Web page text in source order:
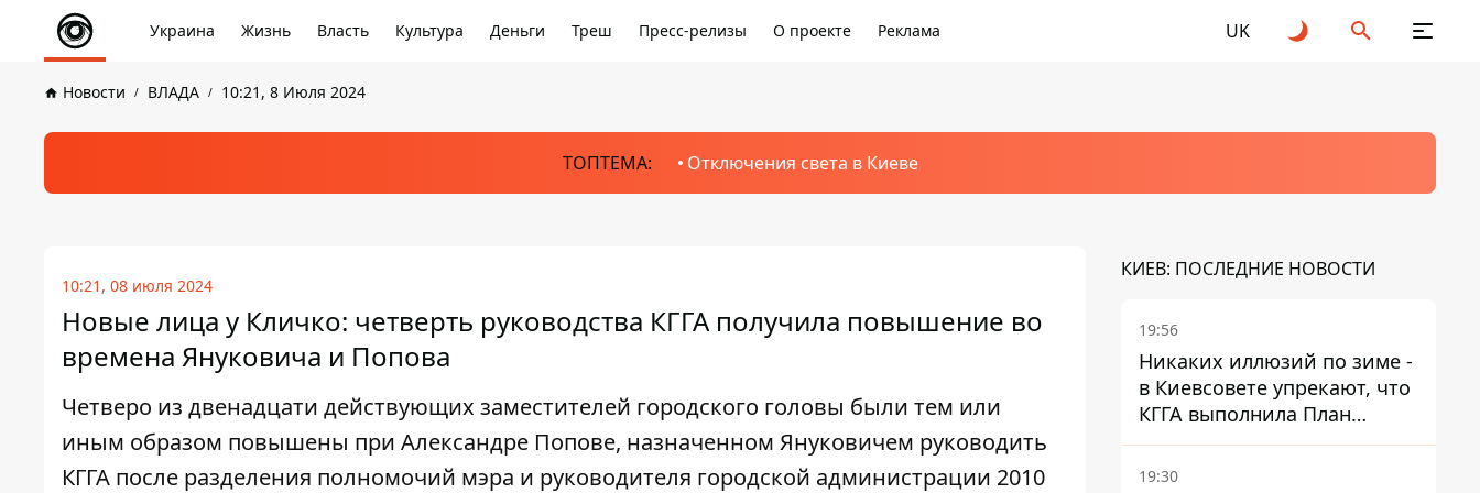
Украина Жизнь Власть Культура Деньги Треш Пресс-релизы О проекте Реклама UK
Новости ВЛАДА 10:21, 8 Июля 2024
ТОПТЕМА: Отключения света в Киеве
10:21, 08 июля 2024
Новые лица у Кличко: четверть руководства КГГА получила повышение во
времена Януковича и Попова
Четверо из двенадцати действующих заместителей городского головы были тем или
иным образом повышены при Александре Попове, назначенном Януковичем руководить
КГГА после разделения полномочий мэра и руководителя городской администрации 2010
КИЕВ: ПОСЛЕДНИЕ НОВОСТИ
19:56
Никаких иллюзий по зиме -
в Киевсовете упрекают, что
КГГА выполнила План
устойчивости на 20%
19:30